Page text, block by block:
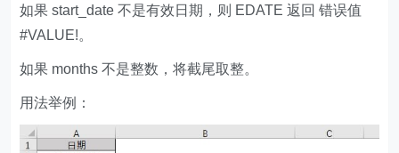
如果 start_date 不是有效日期，则 EDATE 返回 错误值
#VALUE!。
如果 months 不是整数，将截尾取整。
用法举例：